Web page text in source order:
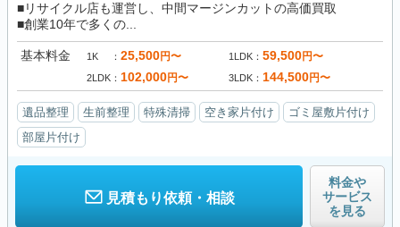
■リサイクル店も運営し、中間マージンカットの高価買取
■創業10年で多くの...
基本料金 1K 25,500円〜 1LDK 59,500円〜
2LDK 102,000円〜 3LDK 144,500円〜
遺品整理 生前整理 特殊清掃 空き家片付け
ゴミ屋敷片付け
部屋片付け
見積もり依頼・相談
料金や
サービス
を見る